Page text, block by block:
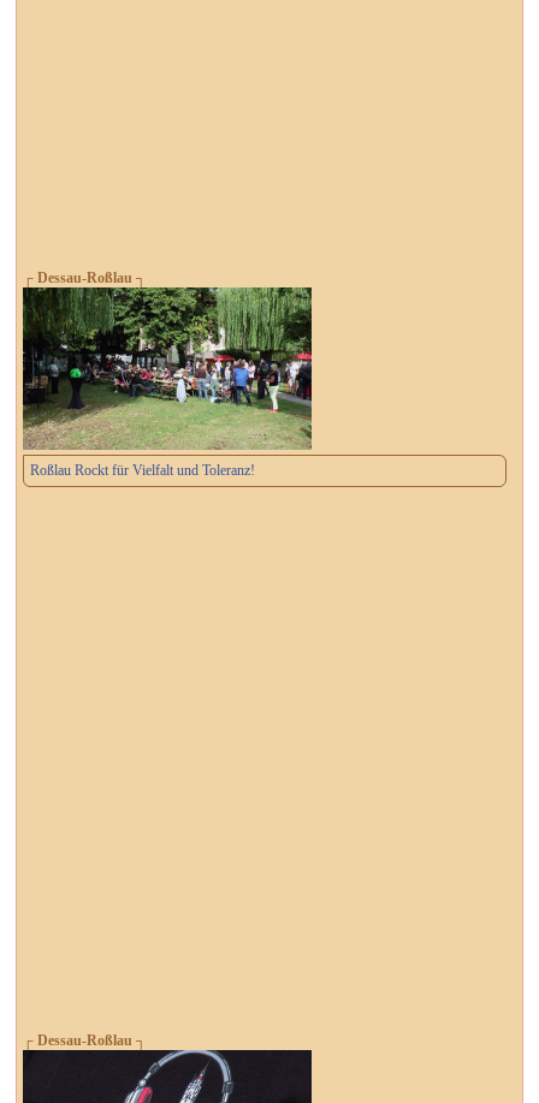
┌ Dessau-Roßlau ┐
Roßlau Rockt für Vielfalt und Toleranz!
┌ Dessau-Roßlau ┐